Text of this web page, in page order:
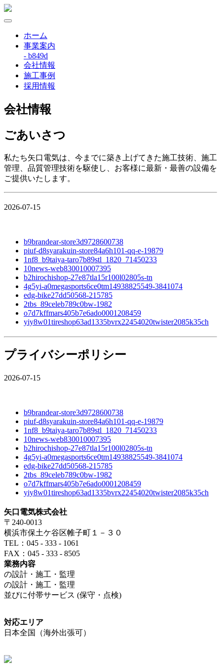
ホーム
事業案内
- b849d
会社情報
施工事例
採用情報
会社情報
ごあいさつ
私たち矢口電気は、今までに築き上げてきた施工技術、施工
管理、品質管理技術を駆使し、お客様に最新・最善の設備を
ご提供いたします。
2026-07-15
b9brandear-store3d9728600738
piuf-d8syarakuin-store84a6h101-qq-e-19879
1nf8_b9taiya-taro7b89stl_1820_71450233
10news-web830010007395
b2hirochishop-27e87tla15r100l02805s-tn
4g5yi-a0megasports6ce0tm14938825549-3841074
edg-bike27dd50568-215785
2tbs_89celeb789c0bw-1982
o7d7kffmars405b7e6ado0001208459
yiy8w01tireshop63ad1335bvrx22454020twister2085k35ch
プライバシーポリシー
2026-07-15
b9brandear-store3d9728600738
piuf-d8syarakuin-store84a6h101-qq-e-19879
1nf8_b9taiya-taro7b89stl_1820_71450233
10news-web830010007395
b2hirochishop-27e87tla15r100l02805s-tn
4g5yi-a0megasports6ce0tm14938825549-3841074
edg-bike27dd50568-215785
2tbs_89celeb789c0bw-1982
o7d7kffmars405b7e6ado0001208459
yiy8w01tireshop63ad1335bvrx22454020twister2085k35ch
矢口電気株式会社
〒240-0013
横浜市保土ケ谷区帷子町１－３０
TEL：045 - 333 - 1061
FAX：045 - 333 - 8505
業務内容
の設計・施工・監理
の設計・施工・監理
並びに付帯サービス (保守・点検)
対応エリア
日本全国（海外出張可）